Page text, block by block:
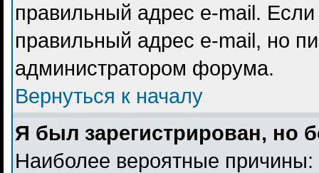
правильный адрес e-mail.
правильный адрес e-mail, но
администратором форума.
Вернуться к началу
Я был зарегистрирован, но
Наиболее вероятные